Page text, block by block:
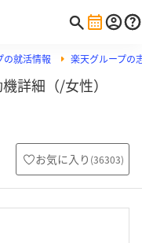
の就活情報 楽天グループの
詳細（/女性）
お気に入り (36303)